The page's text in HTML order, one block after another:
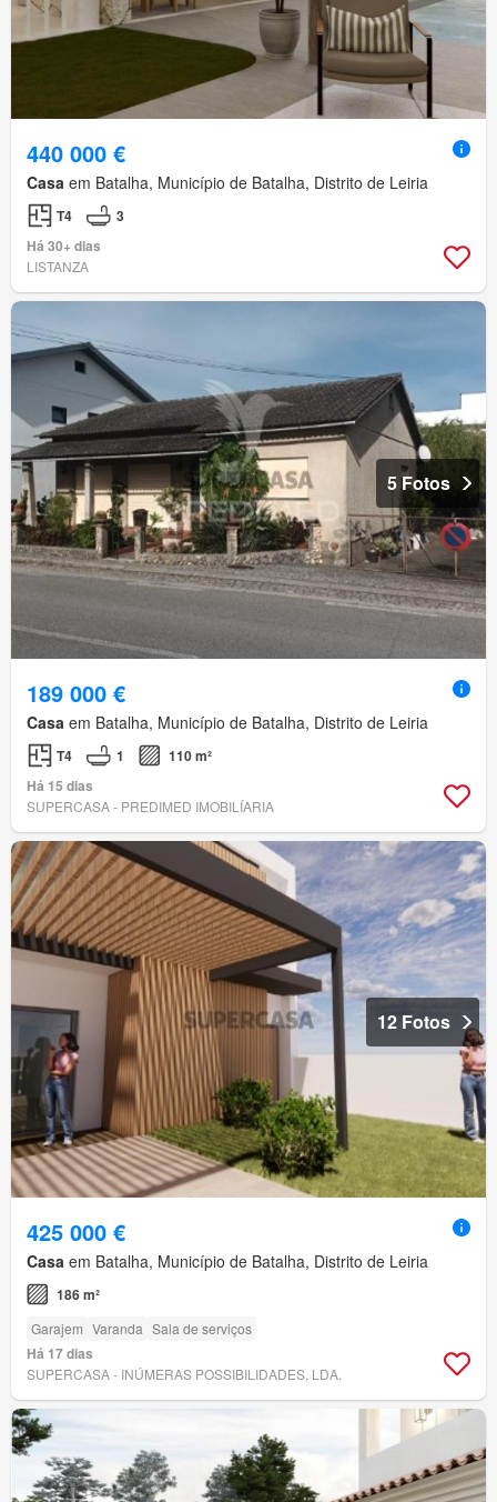
440 000 €
Casa em Batalha, Município de Batalha, Distrito de Leiria
T4
3
Há 30+ dias
LISTANZA
5 Fotos
189 000 €
Casa em Batalha, Município de Batalha, Distrito de Leiria
T4 1
110 m²
Há 15 dias
SUPERCASA - PREDIMED IMOBILÍARIA
12 Fotos
425 000 €
Casa em Batalha, Município de Batalha, Distrito de Leiria
186 m²
Garajem Varanda Sala de serviços
Há 17 dias
SUPERCASA - INÚMERAS POSSIBILIDADES, LDA.